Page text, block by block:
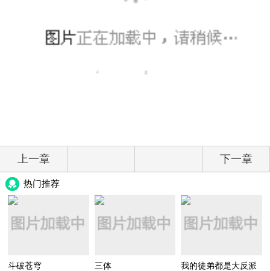
上一章 下一章
热门推荐
斗破苍穹 三体 我的徒弟都是大反派